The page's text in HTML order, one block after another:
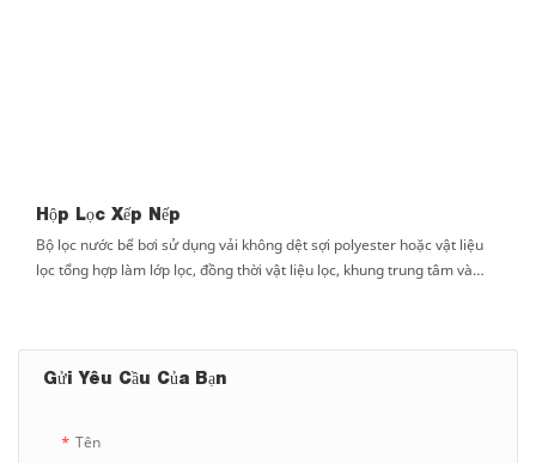
Gửi Yêu Cầu Của Bạn
Tên
Hộp Lọc Xếp Nếp
Bộ lọc nước bể bơi sử dụng vải không dệt sợi polyester hoặc vật liệu
lọc tổng hợp làm lớp lọc, đồng thời vật liệu lọc, khung trung tâm và
tử lọc giúp tăng diện tích lọc, dẫn đến tốc độ dòng lọc cao hơn, khả
năng hấp thụ ô nhiễm mạnh hơn và thời gian sử dụng lâu hơn. Đồng